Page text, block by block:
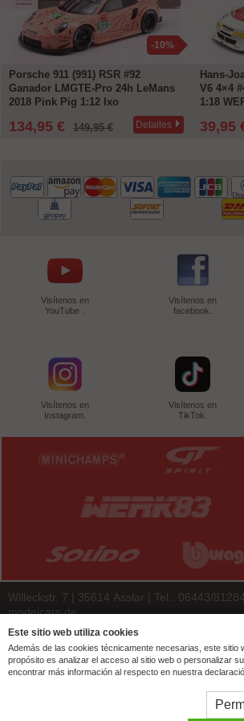
-10%
Porsche 911 (991) RSR #92
Ganador LMGTE-Pro 24h LeMans
2018 Pink Pig 1:12 Ixo
134,95 € 149,95 € Detalles
Hans-
V6 4×4
1:18
39,95
Visítenos en
YouTube .
Visítenos en
facebook.
Visítenos en
Instagram.
Visítenos en
TikTok.
Willeckstr. 7 | 35614 Asslar | Tel.: 06443/
modelcars.de
© 2026 | ck-modelcars Christoph Krombach
4.9/5.00of7438 ck-modelcars.de customer
Este sitio web utiliza cookies
Además de las cookies técnicamente necesarias, este sitio
propósito es analizar el acceso al sitio web o personalizar
encontrar más información al respecto en nuestra